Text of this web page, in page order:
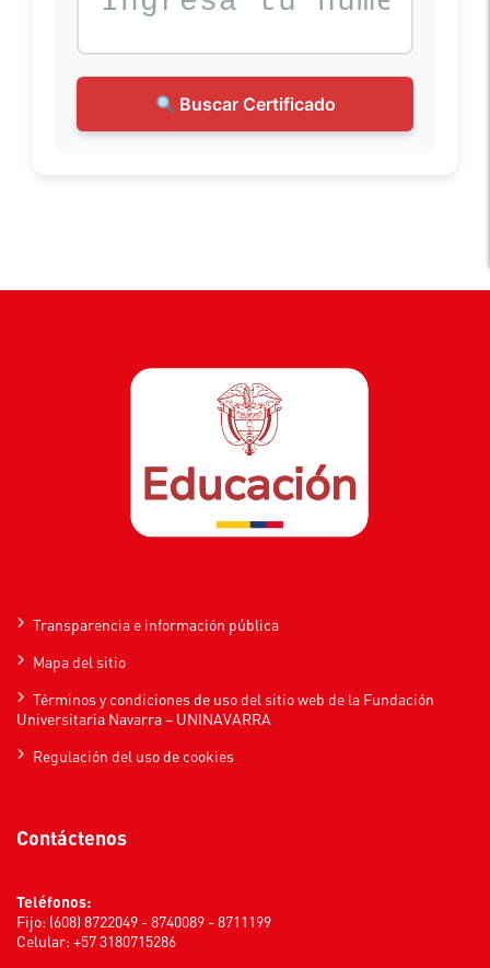
Buscar Certificado
Transparencia e información pública
Mapa del sitio
Términos y condiciones de uso del sitio web de la Fundación
Universitaria Navarra – UNINAVARRA
Regulación del uso de cookies
Contáctenos
Teléfonos:
Fijo: (608) 8722049 - 8740089 - 8711199
Celular: +57 3180715286